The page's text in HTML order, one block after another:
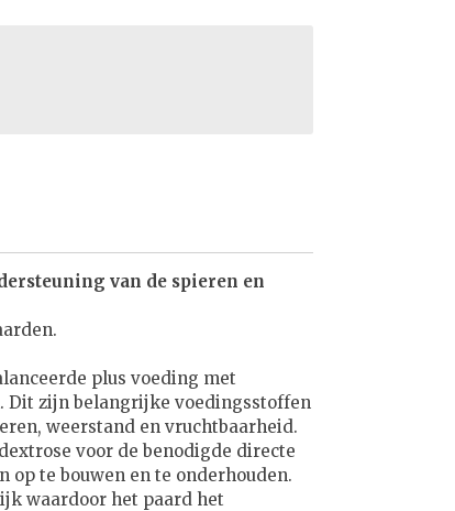
van de spieren en
plus voeding met
Dit zijn belangrijke voedingsstoffen
weerstand en vruchtbaarheid.
voor de benodigde directe
op te bouwen en te onderhouden.
waardoor het paard het